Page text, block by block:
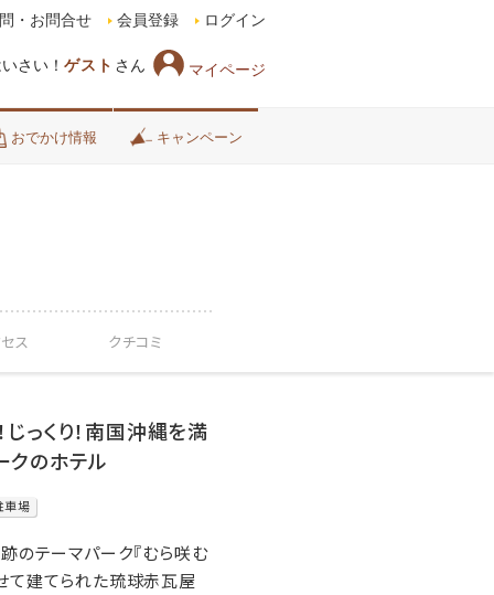
さい！ ゲスト さん マイページ
・お問合せ 会員登録 ログイン
おでかけ情報 キャンペーン
ス クチコミ
じっくり！南国沖縄を満
クのホテル
車場
のテーマパーク『むら咲む
て建てられた琉球赤瓦屋